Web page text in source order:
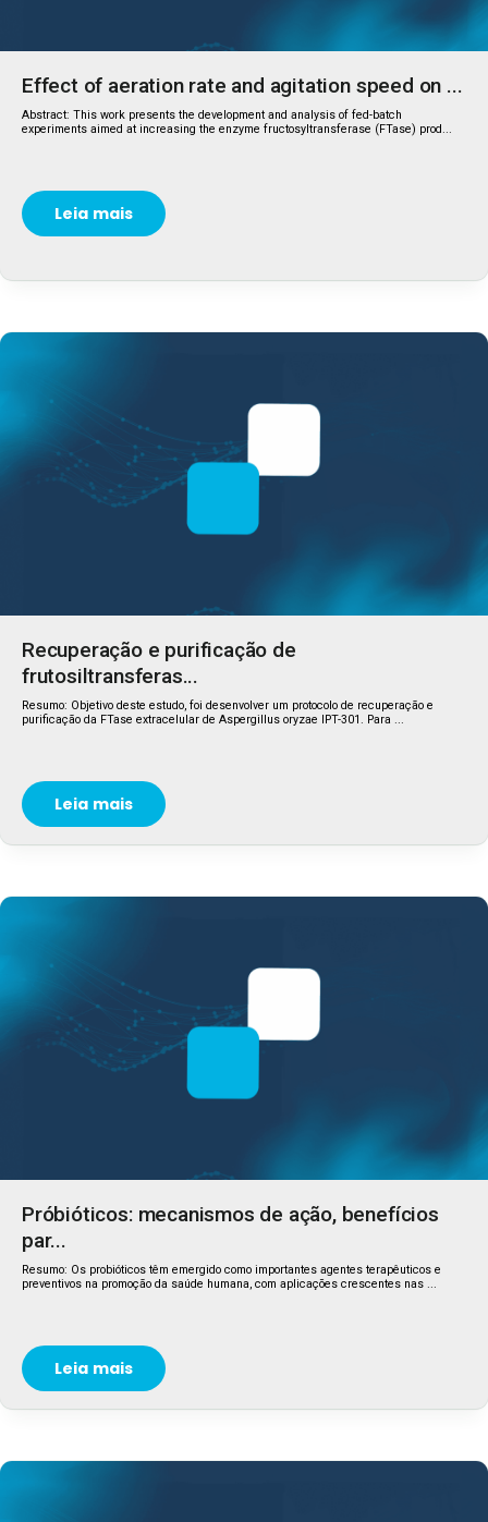
Effect of aeration rate and agitation speed on ...
Abstract: This work presents the development and analysis of fed-batch
experiments aimed at increasing the enzyme fructosyltransferase (FTase) prod...
Leia mais
Recuperação e purificação de
frutosiltransferas...
Resumo: Objetivo deste estudo, foi desenvolver um protocolo de recuperação e
purificação da FTase extracelular de Aspergillus oryzae IPT-301. Para ...
Leia mais
Próbióticos: mecanismos de ação, benefícios
par...
Resumo: Os probióticos têm emergido como importantes agentes terapêuticos e
preventivos na promoção da saúde humana, com aplicações crescentes nas ...
Leia mais